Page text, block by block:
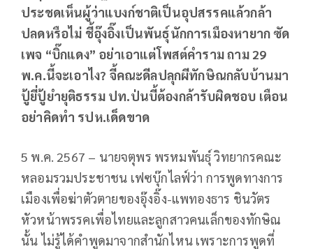
ประชดเห็นผู้ว่าแบงก์ชาติเป็นอุปสรรคแล้วกล้า
ปลดหรือไม่ ชี้อุ๊งอิ๊งเป็นพันธุ์นักการเมืองหายาก ซัด
เพจ “บิ๊กแดง” อย่าเอาแต่โพสต์คำราม ถาม 29
พ.ค.นี้จะเอาไง? จี้คณะดีลปลุกผีทักษิณกลับบ้านมา
ปู้ยี่ปู้ยำยุติธรรม ปท.ป่นบี้ต้องกล้ารับผิดชอบ เตือน
อย่าคิดทำ รปห.เด็ดขาด
5 พ.ค. 2567 – นายจตุพร พรหมพันธุ์ วิทยากรคณะ
หลอมรวมประชาชน เฟซบุ๊กไลฟ์ว่า การพูดทางการ
เมืองเพื่อฆ่าตัวตายของอุ๊งอิ๊ง-แพทองธาร ชินวัตร
หัวหน้าพรรคเพื่อไทยและลูกสาวคนเล็กของทักษิณ
นั้น ไม่รู้ได้คำพูดมาจากสำนักไหน เพราะการพูดที่